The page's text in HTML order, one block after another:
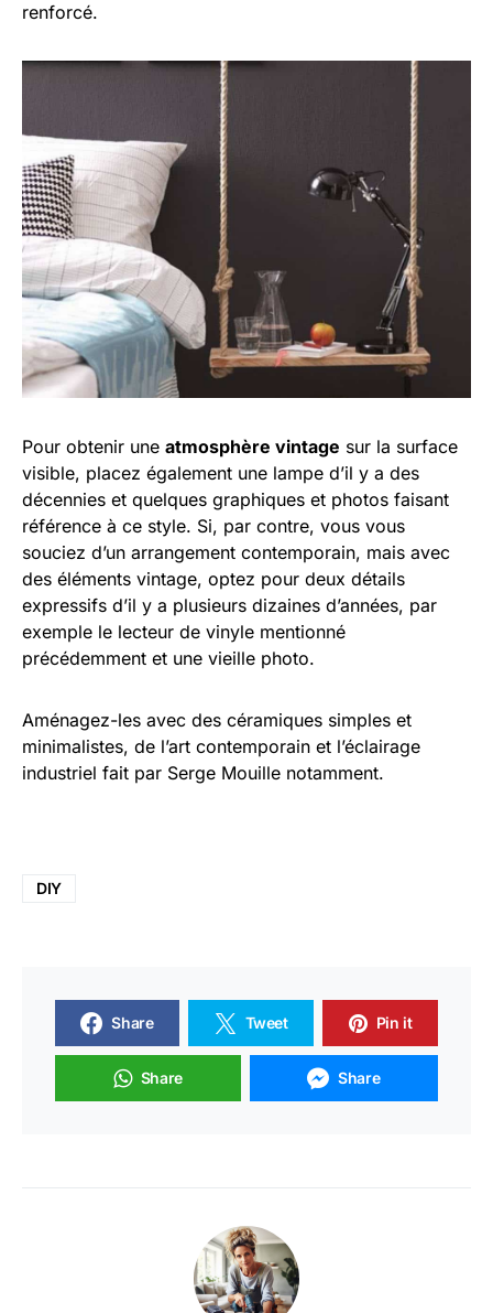
renforcé.
Pour obtenir une atmosphère vintage sur la surface
visible, placez également une lampe d’il y a des
décennies et quelques graphiques et photos faisant
référence à ce style. Si, par contre, vous vous
souciez d’un arrangement contemporain, mais avec
des éléments vintage, optez pour deux détails
expressifs d’il y a plusieurs dizaines d’années, par
exemple le lecteur de vinyle mentionné
précédemment et une vieille photo.
Aménagez-les avec des céramiques simples et
minimalistes, de l’art contemporain et l’éclairage
industriel fait par Serge Mouille notamment.
DIY
Share Tweet Pin it
Share Share